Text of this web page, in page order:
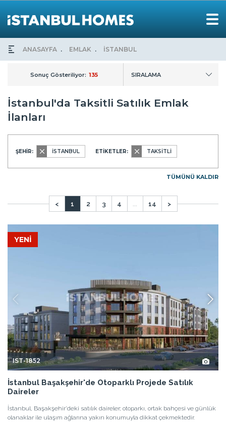
ANASAYFA EMLAK İSTANBUL
Sonuç Gösteriliyor: 135 SIRALAMA
İstanbul'da Taksitli Satılık Emlak
İlanları
ŞEHİR: İSTANBUL ETİKETLER: TAKSİTLİ
TÜMÜNÜ KALDIR
< 1 2 3 4 14 >
YENİ
IST-1852
İstanbul Başakşehir'de Otoparklı Projede Satılık
Daireler
İstanbul, Başakşehir'deki satılık daireler; otoparkı, ortak bahçesi ve günlük
olanaklar ile ulaşım ağlarına yakın konumuyla dikkat çekmektedir.